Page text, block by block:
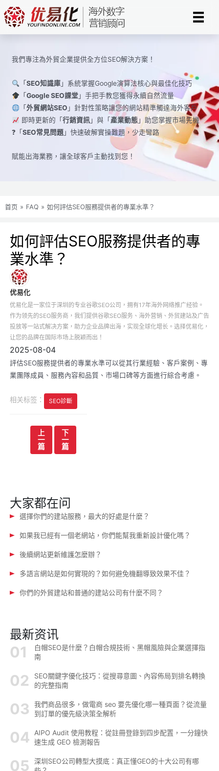
Skip
to
content
我們專注為外貿企業提供全方位SEO解決方案！
「 SEO知識庫」系統掌握Google演算法核心與最佳化技巧
「 Google SEO課堂」手把手教您獲得永續自然流量
「 外貿網站SEO 」針對性策略讓您的網站精準觸達海外客戶
即時更新的「 行銷資訊」與「 產業動態」助您掌握市場先機
❓「 SEO常見問題」快速破解實操難題，少走彎路
賦能出海業務，讓全球​​客戶主動找到您！
首页 » FAQ » 如何評估SEO服務提供者的專業水準？
如何評估SEO服務提供者的專
業水準？
优易化
优易化是一家位于深圳的专业谷歌SEO公司，拥有17年海外网络推广经验。
作为领先的SEO服务商，我们提供谷歌SEO服务、海外营销、外贸建站及广告
投放等一站式解决方案，助力企业品牌出海，实现全球化增长。选择优易化，
让您的品牌在国际市场上脱颖而出！
2025-08-04
評估SEO服務提供者的專業水準可以從其行業經驗、客戶案例、專
業團隊成員、服務內容和品質、市場口碑等方面進行綜合考慮。
相关标签： SEO診斷
上
一
篇
下
一
篇
大家都在问
選擇你們的建站服務，最大的好處是什麼？
如果我已經有一個老網站，你們能幫我重新設計優化嗎？
後續網站更新維護怎麼辦？
多語言網站是如何實現的？如何避免機翻導致效果不佳？
你們的外貿建站和普通的建站公司有什麼不同？
最新资讯
白帽SEO是什麼？白帽合規技術、黑帽風險與企業選擇指
南
SEO關鍵字優化技巧：從搜尋意圖、內容佈局到排名轉換
的完整指南
我們商品很多，做電商 seo 要先優化哪一種頁面？從流量
到訂單的優先級決策全解析
AIPO Audit 使用教程：從註冊登錄到四步配置，一分鐘快
速生成 GEO 檢測報告
深圳SEO公司轉型大摸底：真正懂GEO的十大公司有哪